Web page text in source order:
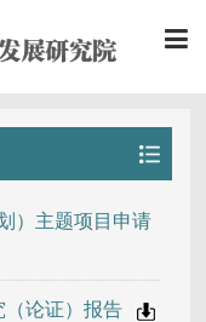
）主题项目申请
（论证）报告